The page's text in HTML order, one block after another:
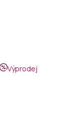
Výprodej